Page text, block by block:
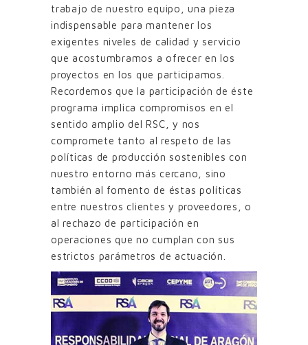
trabajo de nuestro equipo, una pieza
indispensable para mantener los
exigentes niveles de calidad y servicio
que acostumbramos a ofrecer en los
proyectos en los que participamos.
Recordemos que la participación de éste
programa implica compromisos en el
sentido amplio del RSC, y nos
compromete tanto al respeto de las
políticas de producción sostenibles con
nuestro entorno más cercano, sino
también al fomento de éstas políticas
entre nuestros clientes y proveedores, o
al rechazo de participación en
operaciones que no cumplan con sus
estrictos parámetros de actuación.